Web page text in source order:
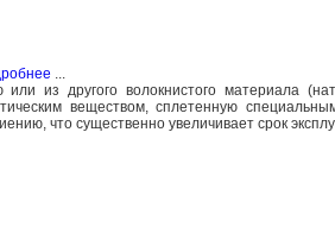
...
из другого волокнистого материала
веществом, сплетенную
что существенно увеличивает срок